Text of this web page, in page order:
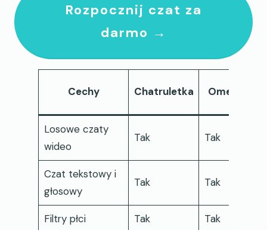
Rozpocznij czat za
darmo →
Cechy Chatruletka Omegle
Losowe czaty
wideo
Tak Tak
Czat tekstowy i
głosowy
Tak Tak
Filtry płci Tak Tak